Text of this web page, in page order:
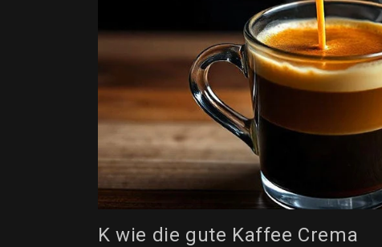
K wie die gute Kaffee Crema